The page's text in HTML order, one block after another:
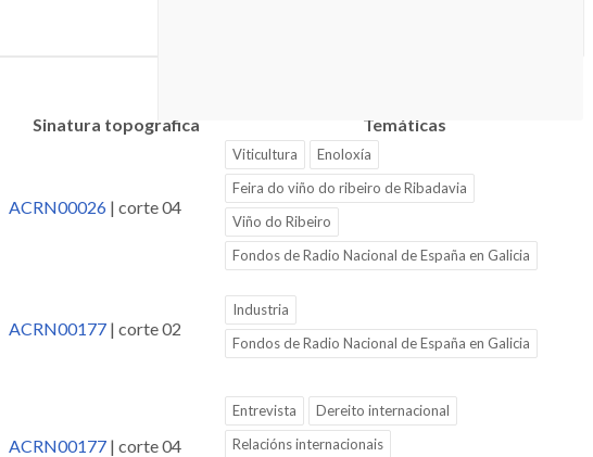
Sinatura topografica Temáticas
ACRN00026 | corte 04
Viticultura
Enoloxía
Feira do viño do ribeiro de Ribadavia
Viño do Ribeiro
Fondos de Radio Nacional de España en Galicia
ACRN00177 | corte 02
Industria
Fondos de Radio Nacional de España en Galicia
ACRN00177 | corte 04
Entrevista
Dereito internacional
Relacións internacionais